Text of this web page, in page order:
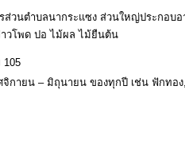
วนตำบลนากระแซง ส่วนใหญ่ประกอบ
วโพด ปอ ไม้ผล ไม้ยืนต้น
กายน – มิถุนายน ของทุกปี เช่น ฟักทอ